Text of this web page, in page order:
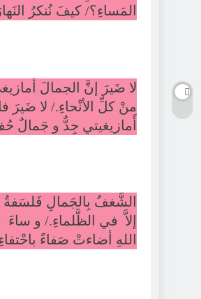
المَساءِ؟/ كيفَ نُنكرُ
لا ضَيرَ إنَّ الجمالَ
منْ كلِّ الأنْحاءِ./ لا ضَيرَ
أَمازيغيتي جِدٌّ و جَمالٌ
الشَّغفُ بِالجَمالِ فَلسَفةُ
إلاَّ في الظَّلماءِ./ و
اللهِ أضاءتْ صَفاءً